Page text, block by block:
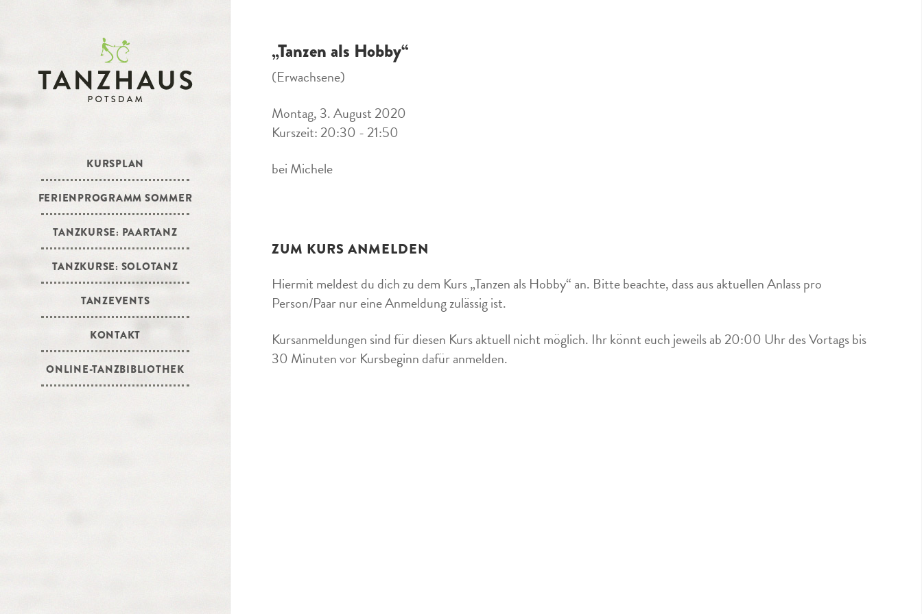
KURSPLAN
FERIENPROGRAMM SOMMER
TANZKURSE: PAARTANZ
TANZKURSE: SOLOTANZ
TANZEVENTS
KONTAKT
ONLINE-TANZBIBLIOTHEK
„Tanzen als Hobby“
(Erwachsene)
Montag, 3. August 2020
Kurszeit: 20:30 - 21:50
bei Michele
ZUM KURS ANMELDEN
Hiermit meldest du dich zu dem Kurs „Tanzen als Hobby“ an. Bitte beachte, dass aus aktuellen Anlass pro
Person/Paar nur eine Anmeldung zulässig ist.
Kursanmeldungen sind für diesen Kurs aktuell nicht möglich. Ihr könnt euch jeweils ab 20:00 Uhr des Vortags bis
30 Minuten vor Kursbeginn dafür anmelden.